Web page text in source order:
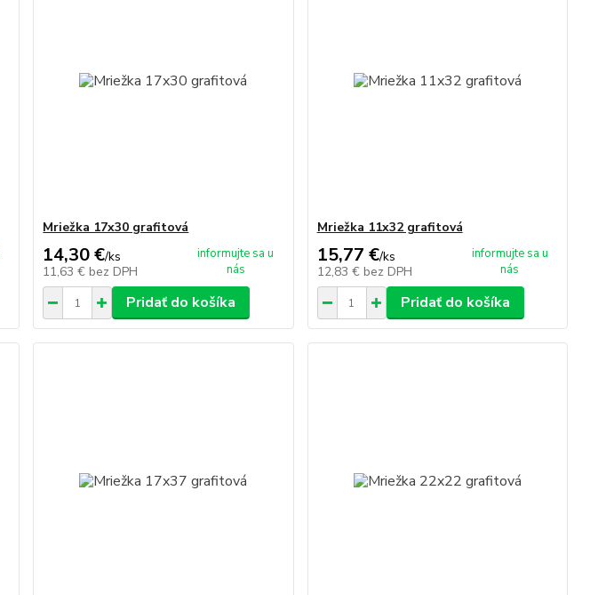
Mriežka 17x30 grafitová
14,30 €/ks
11,63 € bez DPH
informujte sa u
nás
Pridať do košíka
Mriežka 11x32 grafitová
15,77 €/ks
12,83 € bez DPH
informujte sa u
nás
Pridať do košíka